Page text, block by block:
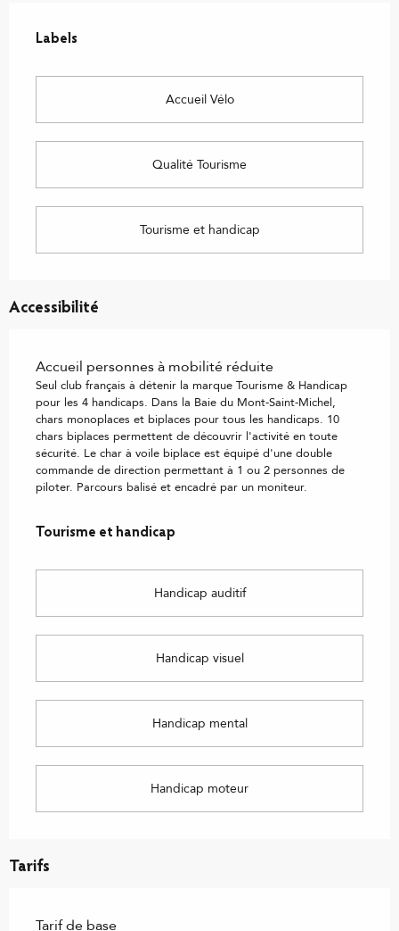
Labels
Labels
Accueil Vélo
Qualité Tourisme
Tourisme et handicap
Accessibilité
Accueil personnes à mobilité réduite
Seul club français à détenir la marque Tourisme & Handicap
pour les 4 handicaps. Dans la Baie du Mont-Saint-Michel,
chars monoplaces et biplaces pour tous les handicaps. 10
chars biplaces permettent de découvrir l'activité en toute
sécurité. Le char à voile biplace est équipé d'une double
commande de direction permettant à 1 ou 2 personnes de
piloter. Parcours balisé et encadré par un moniteur.
Tourisme et handicap
Tourisme et handicap
Handicap auditif
Handicap visuel
Handicap mental
Handicap moteur
Tarifs
Tarif de base